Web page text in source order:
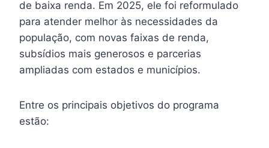
de baixa renda. Em 2025, ele foi reformulado
para atender melhor às necessidades da
população, com novas faixas de renda,
subsídios mais generosos e parcerias
ampliadas com estados e municípios.
Entre os principais objetivos do programa
estão: